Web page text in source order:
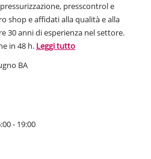
presscontrol e
shop e affidati alla qualità e alla
30 anni di esperienza nel settore.
in 48 h. Leggi tutto
BA
- 19:00